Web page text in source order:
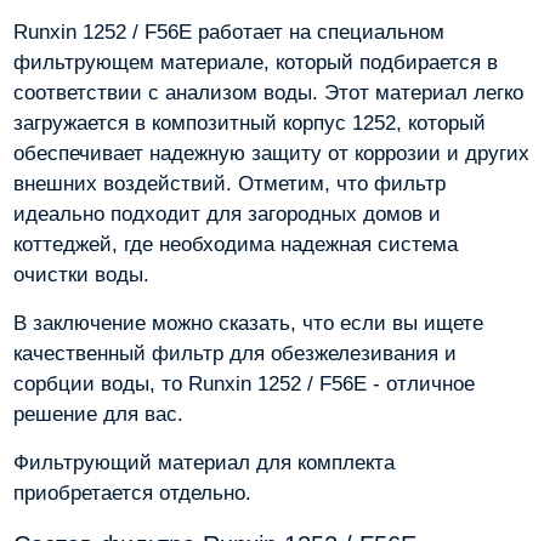
Runxin 1252 / F56E работает на специальном
фильтрующем материале, который подбирается в
соответствии с анализом воды. Этот материал легко
загружается в композитный корпус 1252, который
обеспечивает надежную защиту от коррозии и других
внешних воздействий. Отметим, что фильтр
идеально подходит для загородных домов и
коттеджей, где необходима надежная система
очистки воды.
В заключение можно сказать, что если вы ищете
качественный фильтр для обезжелезивания и
сорбции воды, то Runxin 1252 / F56E - отличное
решение для вас.
Фильтрующий материал для комплекта
приобретается отдельно.